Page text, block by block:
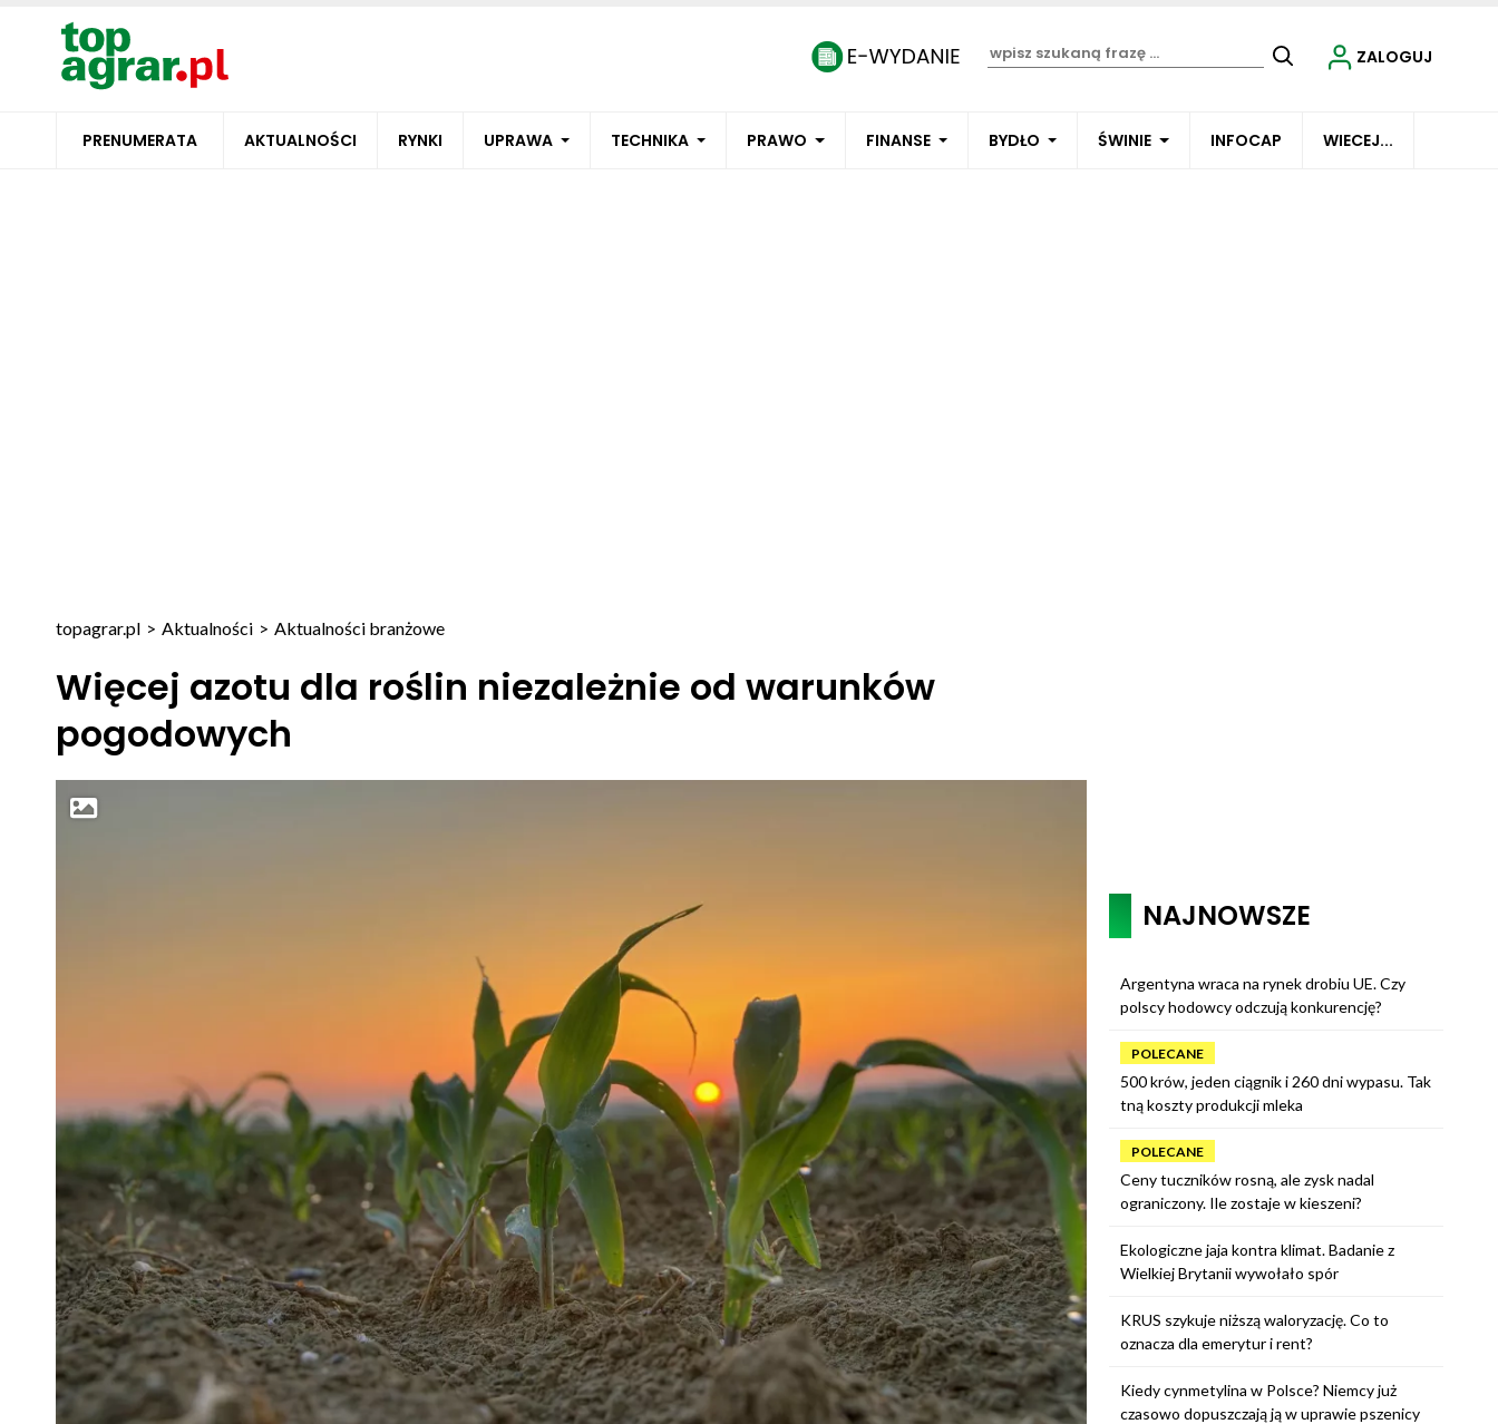
PRENUMERATA AKTUALNOŚCI RYNKI UPRAWA TECHNIKA PRAWO FINANSE BYDŁO ŚWINIE INFOCAP WIECEJ...
ZALOGUJ
topagrar.pl > Aktualności > Aktualności branżowe
Więcej azotu dla roślin niezależnie od warunków
pogodowych
NAJNOWSZE
Argentyna wraca na rynek drobiu UE. Czy
polscy hodowcy odczują konkurencję?
POLECANE
500 krów, jeden ciągnik i 260 dni wypasu. Tak
tną koszty produkcji mleka
POLECANE
Ceny tuczników rosną, ale zysk nadal
ograniczony. Ile zostaje w kieszeni?
Ekologiczne jaja kontra klimat. Badanie z
Wielkiej Brytanii wywołało spór
KRUS szykuje niższą waloryzację. Co to
oznacza dla emerytur i rent?
Kiedy cynmetylina w Polsce? Niemcy już
czasowo dopuszczają ją w uprawie pszenicy